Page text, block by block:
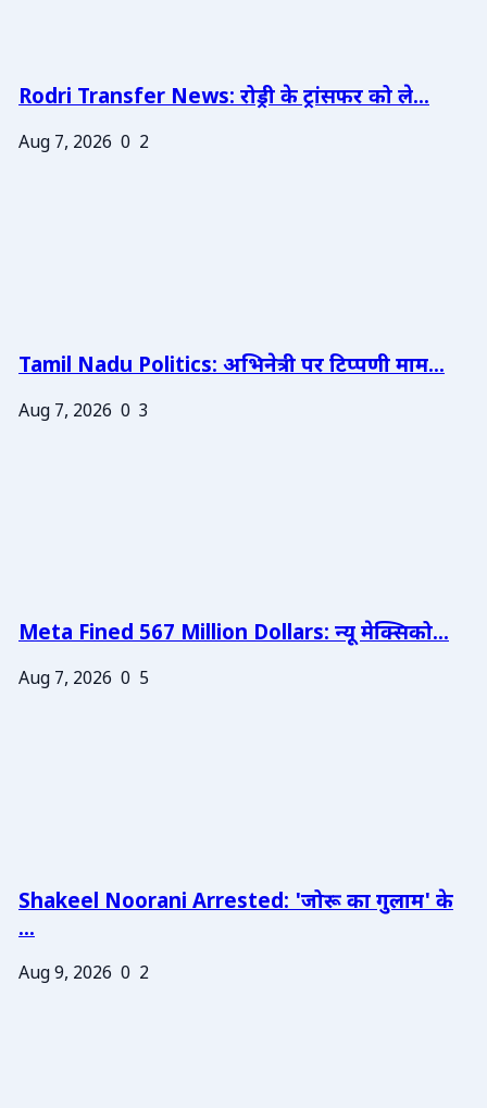
Rodri Transfer News: रोड्री के ट्रांसफर को ले...
Aug 7, 2026 0 2
Tamil Nadu Politics: अभिनेत्री पर टिप्पणी माम...
Aug 7, 2026 0 3
Meta Fined 567 Million Dollars: न्यू मेक्सिको...
Aug 7, 2026 0 5
Shakeel Noorani Arrested: 'जोरू का गुलाम' के
...
Aug 9, 2026 0 2